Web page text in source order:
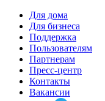
Для дома
Для бизнеса
Поддержка
Пользователям
Партнерам
Пресс-центр
Контакты
Вакансии